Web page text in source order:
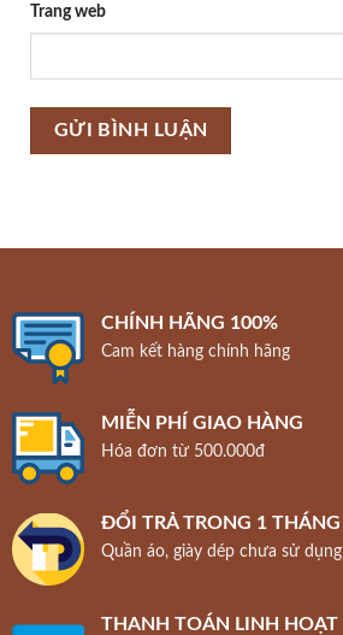
Trang web
CHÍNH HÃNG 100%
Cam kết hàng chính hãng
MIỄN PHÍ GIAO HÀNG
Hóa đơn từ 500.000đ
ĐỔI TRẢ TRONG 1 THÁNG
Quần áo, giày dép chưa sử dụng
THANH TOÁN LINH HOẠT